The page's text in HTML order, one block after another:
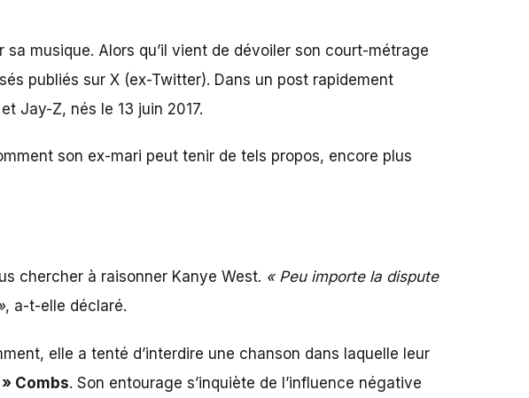
musique. Alors qu’il vient de dévoiler son court-métrage
publiés sur X (ex-Twitter). Dans un post rapidement
Jay-Z, nés le 13 juin 2017.
son ex-mari peut tenir de tels propos, encore plus
chercher à raisonner Kanye West. « Peu importe la dispute
, a-t-elle déclaré.
elle a tenté d’interdire une chanson dans laquelle leur
Combs. Son entourage s’inquiète de l’influence négative